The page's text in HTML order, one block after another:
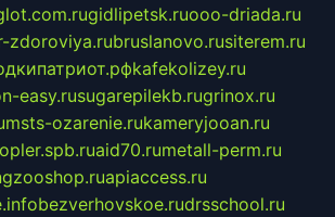
gidlipetsk.ruooo-driada.ru
zdoroviya.rubruslanovo.rusiterem.ru
kafekolizey.ru
easy.rusugarepilekb.rugrinox.ru
msts-ozarenie.rukameryjooan.ru
aid70.rumetall-perm.ru
apiaccess.ru
bezverhovskoe.rudrsschool.ru